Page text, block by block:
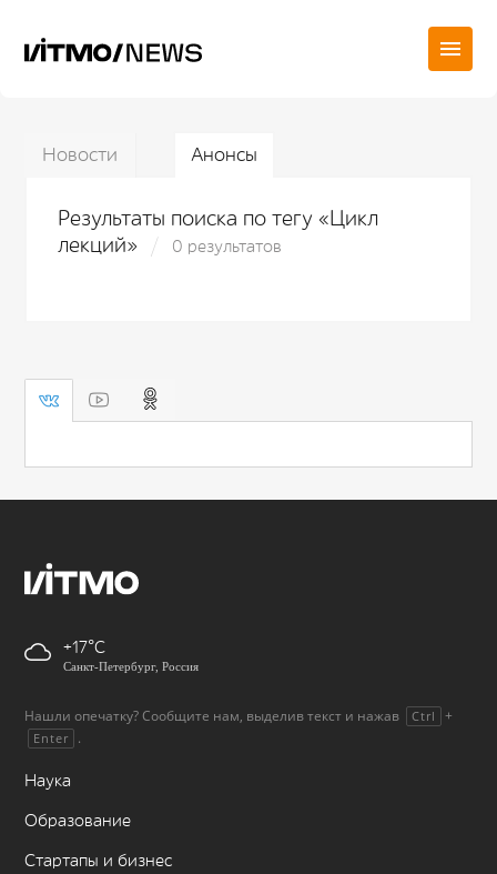
Новости Анонсы
Результаты поиска по тегу «Цикл
лекций»
0 результатов
+17
Санкт-Петербург, Россия
Нашли опечатку? Сообщите нам, выделив текст и нажав Ctrl +
Enter .
Наука
Образование
Стартапы и бизнес